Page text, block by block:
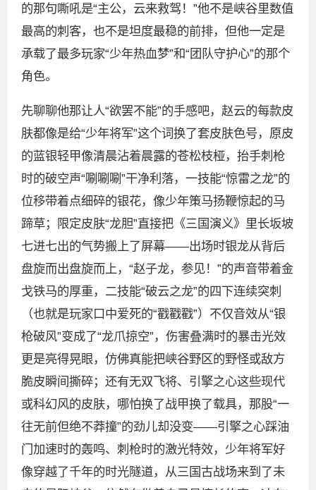
的那句嘶吼是“主公，云来救驾！”他不是峡谷里数值
最高的刺客，也不是坦度最稳的前排，但他一定是
承载了最多玩家“少年热血梦”和“团队守护心”的那个
角色。
先聊聊他那让人“欲罢不能”的手感吧，赵云的每款皮
肤都像是给“少年将军”这个词换了套皮肤色号，原皮
的蓝银轻甲像清晨沾着晨露的苍松枝桠，抬手刺枪
时的破空声“唰唰唰”干净利落，一技能“惊雷之龙”的
位移带着点细碎的银花，像少年策马扬鞭惊起的马
蹄草；限定皮肤“龙胆”直接把《三国演义》里长坂坡
七进七出的气势搬上了屏幕——出场时银龙从背后
盘旋而出盘旋而上，“赵子龙，参见！”的声音带着金
戈铁马的厚重，二技能“破云之龙”的四下连续突刺
（也就是玩家口中爱死的“戳戳戳”）不仅音效从“银
枪破风”变成了“龙爪掠空”，伤害叠满时的暴击光效
更是亮得晃眼，仿佛真能把峡谷野区的野怪或敌方
脆皮瞬间撕碎；还有无双飞将、引擎之心这些现代
或科幻风的皮肤，哪怕换了战甲换了载具，那股“一
往无前但绝不莽撞”的劲儿却没变——引擎之心踩油
门加速时的轰鸣、刺枪时的激光特效，少年将军好
像穿越了千年的时光隧道，从三国古战场来到了未